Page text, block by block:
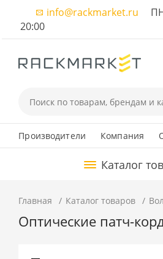
info@rackmarket.ru
20:00
Производители Компания
Каталог
Главная Каталог товаров
Оптические патч-